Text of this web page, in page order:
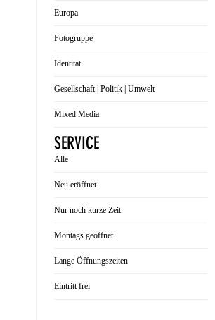
Europa
Fotogruppe
Identität
Gesellschaft | Politik | Umwelt
Mixed Media
SERVICE
Alle
Neu eröffnet
Nur noch kurze Zeit
Montags geöffnet
Lange Öffnungszeiten
Eintritt frei